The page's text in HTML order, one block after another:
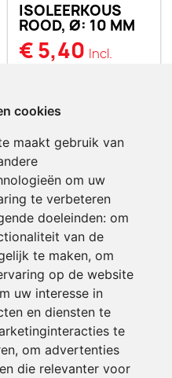
cookies
maakt gebruik van
om uw
te verbeteren
doeleinden: om
van de
te maken, om
op de website
uw interesse in
en diensten te
te
, om advertenties
die relevanter voor
ISOLEERKOUS
ROOD, Ø: 10 MM
€ 5,40 Incl.
Terug naar boven